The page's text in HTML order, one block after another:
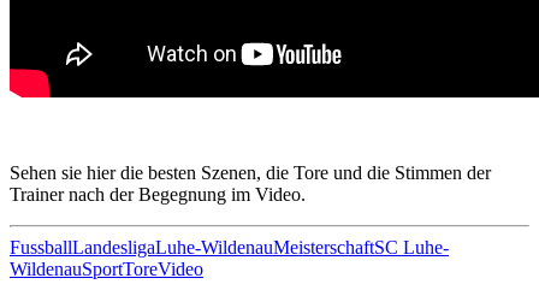
Sehen sie hier die besten Szenen, die Tore und die Stimmen der
Trainer nach der Begegnung im Video.
FussballLandesligaLuhe-WildenauMeisterschaftSC Luhe-
WildenauSportToreVideo